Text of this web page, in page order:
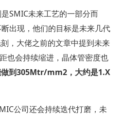
SMIC未来工艺的一部分而
出现，他们的目标是未来几代
，大佬之前的文章中提到未来
也会持续缩进，晶体管密度也
做到305Mtr/mm2，大约是1.X
公司还会持续迭代打磨，未